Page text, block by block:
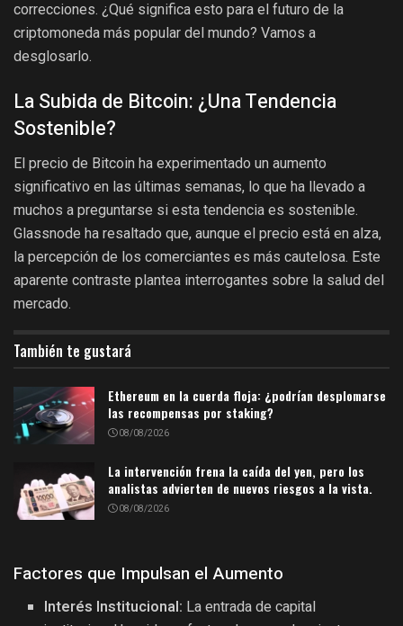
correcciones. ¿Qué significa esto para el futuro de la
criptomoneda más popular del mundo? Vamos a
desglosarlo.
La Subida de Bitcoin: ¿Una Tendencia
Sostenible?
El precio de Bitcoin ha experimentado un aumento
significativo en las últimas semanas, lo que ha llevado a
muchos a preguntarse si esta tendencia es sostenible.
Glassnode ha resaltado que, aunque el precio está en alza,
la percepción de los comerciantes es más cautelosa. Este
aparente contraste plantea interrogantes sobre la salud del
mercado.
También te gustará
Ethereum en la cuerda floja: ¿podrían desplomarse
las recompensas por staking?
08/08/2026
La intervención frena la caída del yen, pero los
analistas advierten de nuevos riesgos a la vista.
08/08/2026
Factores que Impulsan el Aumento
Interés Institucional: La entrada de capital